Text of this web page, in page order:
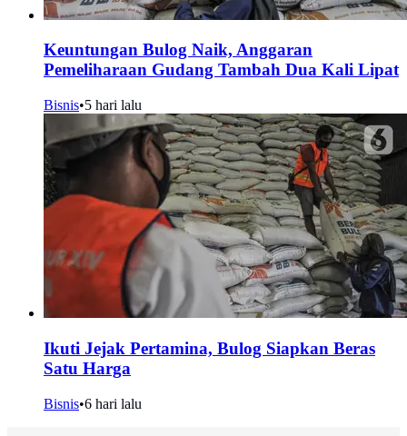
Keuntungan Bulog Naik, Anggaran
Pemeliharaan Gudang Tambah Dua Kali Lipat
Bisnis•5 hari lalu
Ikuti Jejak Pertamina, Bulog Siapkan Beras
Satu Harga
Bisnis•6 hari lalu